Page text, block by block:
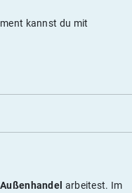
kannst du mit
Außenhandel arbeitest. Im